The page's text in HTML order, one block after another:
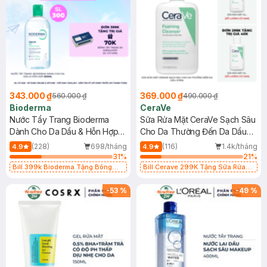
343.000 ₫560.000 ₫
Bioderma
Nước Tẩy Trang Bioderma
Dành Cho Da Dầu & Hỗn Hợp
500ml
4.9 (228)
698/tháng
31%
Bill 399k Bioderma Tặng Bông
369.000 ₫490.000 ₫
CeraVe
Sữa Rửa Mặt CeraVe Sạch Sâu
Cho Da Thường Đến Da Dầu
473ml
4.9 (116)
1.4k/tháng
21%
Bill Cerave 299K Tặng Sữa Rửa
-53 % -49 %